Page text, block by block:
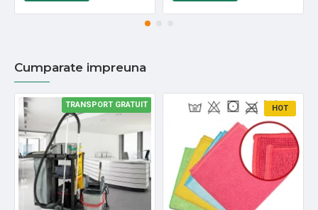
Cumparate impreuna
TRANSPORT GRATUIT HOT